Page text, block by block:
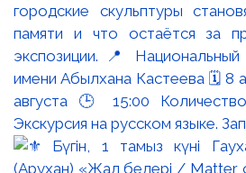
городские скульптуры
памяти и что остаётся за
экспозиции. 📍
имени Абылхана Кастеева 🗓 8
августа 🕒 15:00
Экскурсия на русском языке.